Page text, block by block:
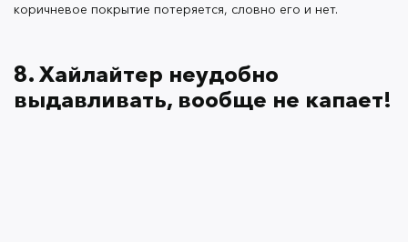
9. Масло-праймер жирнит кожу!
коричневое покрытие потеряется, словно его и нет.
8. Хайлайтер неудобно
выдавливать, вообще не капает!